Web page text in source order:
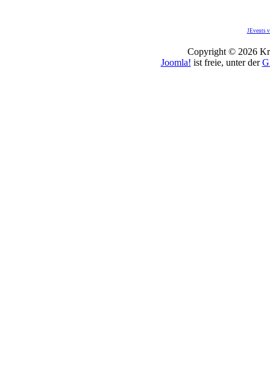
JEvents
Copyright © 2026
Joomla! ist freie, unter der